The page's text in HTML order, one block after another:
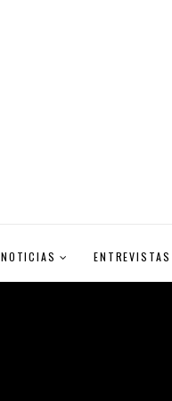
NOTICIAS ENTREVISTAS